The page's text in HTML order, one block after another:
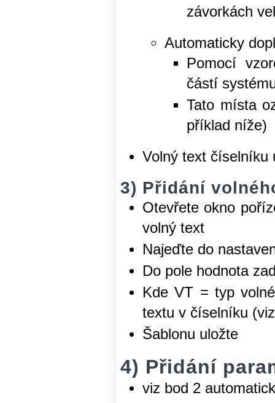
závorkách
Automaticky
Pomocí
částí
Tato místa
příklad níže)
Volný text číselníku
3) Přidání
Otevřete okno
volný text
Najeďte do
Do pole
Kde VT = typ
textu v číselníku
Šablonu uložte
4) Přidání
viz bod 2